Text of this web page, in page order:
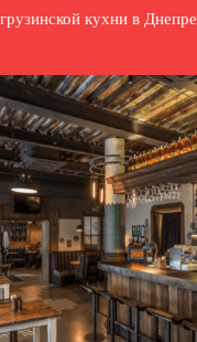
кухни в Днепре